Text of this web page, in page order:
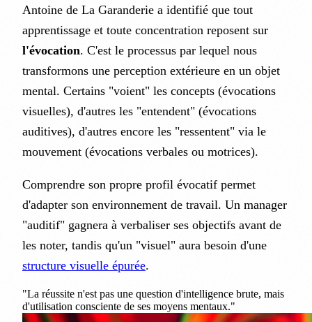
Antoine de La Garanderie a identifié que tout
apprentissage et toute concentration reposent sur
l'évocation. C'est le processus par lequel nous
transformons une perception extérieure en un objet
mental. Certains "voient" les concepts (évocations
visuelles), d'autres les "entendent" (évocations
auditives), d'autres encore les "ressentent" via le
mouvement (évocations verbales ou motrices).
Comprendre son propre profil évocatif permet
d'adapter son environnement de travail. Un manager
"auditif" gagnera à verbaliser ses objectifs avant de
les noter, tandis qu'un "visuel" aura besoin d'une
structure visuelle épurée.
"La réussite n'est pas une question d'intelligence brute, mais
d'utilisation consciente de ses moyens mentaux."